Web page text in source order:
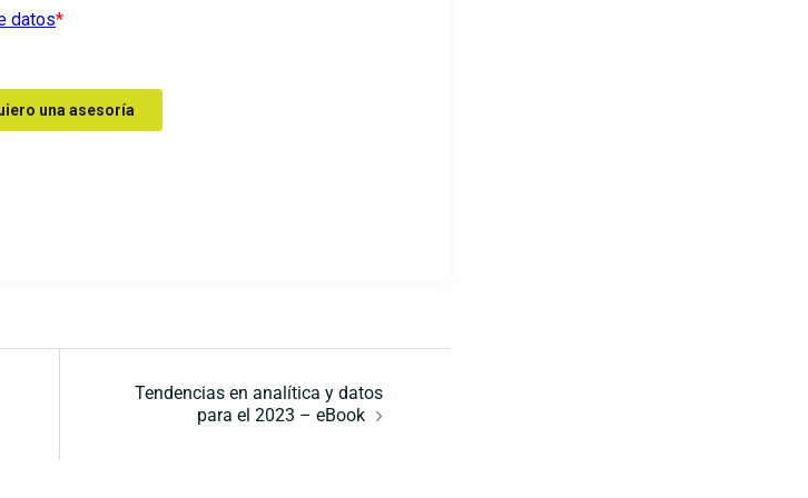
Tendencias en analítica y datos
para el 2023 – eBook